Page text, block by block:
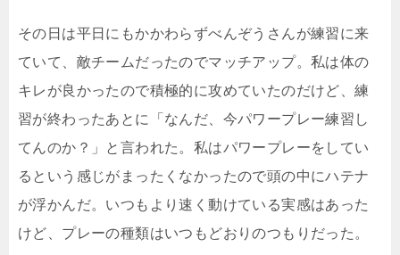
その日は平日にもかかわらずべんぞうさんが練習に来
ていて、敵チームだったのでマッチアップ。私は体の
キレが良かったので積極的に攻めていたのだけど、練
習が終わったあとに「なんだ、今パワープレー練習し
てんのか？」と言われた。私はパワープレーをしてい
るという感じがまったくなかったので頭の中にハテナ
が浮かんだ。いつもより速く動けている実感はあった
けど、プレーの種類はいつもどおりのつもりだった。